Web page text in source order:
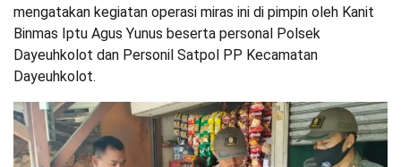
mengatakan kegiatan operasi miras ini di pimpin oleh Kanit
Binmas Iptu Agus Yunus beserta personal Polsek
Dayeuhkolot dan Personil Satpol PP Kecamatan
Dayeuhkolot.